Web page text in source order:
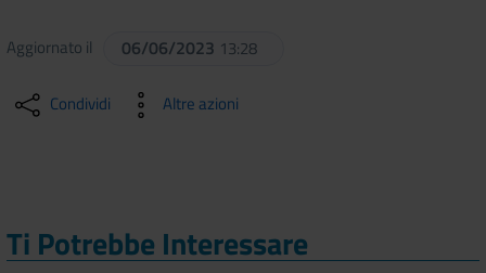
Aggiornato il 06/06/2023 13:28
Condividi Altre azioni
Ti Potrebbe Interessare